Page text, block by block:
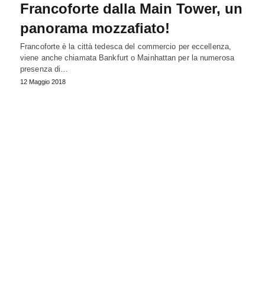
Francoforte dalla Main Tower, un
panorama mozzafiato!
Francoforte è la città tedesca del commercio per eccellenza,
viene anche chiamata Bankfurt o Mainhattan per la numerosa
presenza di…
12 Maggio 2018